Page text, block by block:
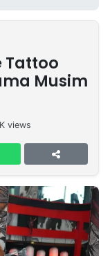
Tattoo
Musim
views